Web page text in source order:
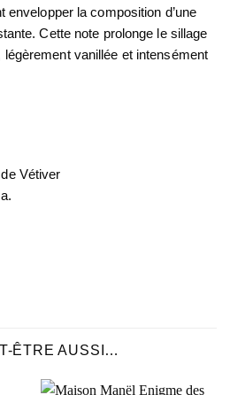
envelopper la composition d’une
Cette note prolonge le sillage
vanillée et intensément
Vétiver
ÊTRE AUSSI…